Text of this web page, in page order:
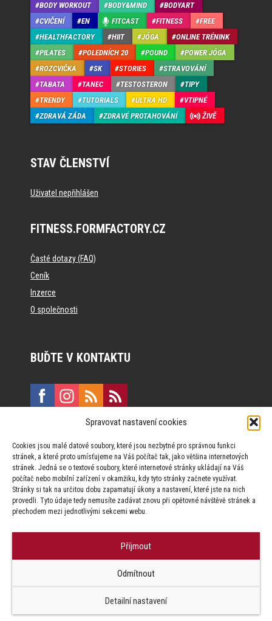
Spravovat nastavení cookies
Cookies jsou malé datové soubory, které jsou nezbytné pro správnou funkci
stránek, a které proto umísťujeme na Váš počítač tak, jako většina internetových
stránek. Jedná se o textové soubory, které internetové stránky ukládají na Váš
počítač nebo mobilní zařízení v okamžiku, kdy tyto stránky začnete využívat.
Stránky si tak na určitou dobu zapamatují úkony a nastavení, které jste na nich
provedli. Tyto údaje tedy nemusíte zadávat znovu při opětovné návštěvě stránek a
přechodem mezi jednotlivými sekcemi webu.
Příjmout
Odmítnout
Detailní nastavení
BODY WORKOUT
BODY&MIND
BODYART
CVIČENÍ
EN FITCAST FITNESS
FREE
HEALTHFACTORY
HIIT JÓGA
ONLINE TRÉNINK
PILATES
POLEDNÍCH 20 POUND
POWER JÓGA
ROZCVIČKA
SK STORIES
STRAVOVÁNÍ
TABATA
TANEC TESTOSTERON
TIPY
TRENDY
TUTORIALS ULTRA HD
VTIPNÉ
ZDRAVÁ ZÁDA
ZDRAVÉ PROTAHOVÁNÍ ŽIVĚ
STAV ČLENSTVÍ
Uživatel nepřihlášen
FITNESS.FORMFACTORY.CZ
Časté dotazy (FAQ)
Ceník
Inzerce
O společnosti
BUĎTE V KONTAKTU
Vinohradská 190, 130 00 Praha 3
Za publikovaný obsah odpovídají jednotliví autoři.
Factory s.r.o. zapovězeno.